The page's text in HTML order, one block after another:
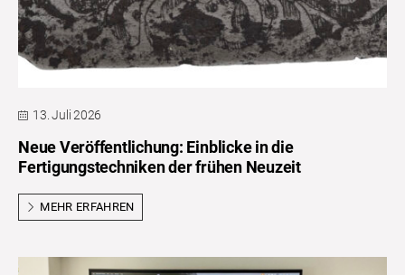
13. Juli 2026
Neue Veröffentlichung: Einblicke in die
Fertigungstechniken der frühen Neuzeit
MEHR ERFAHREN